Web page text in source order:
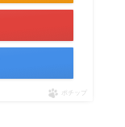
ポチップ